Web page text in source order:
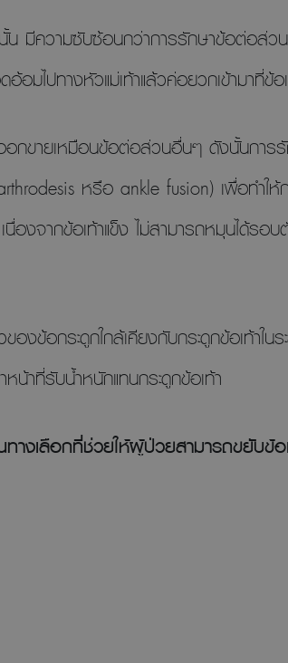
นั้น มีความซับซ้อนกว่าการรักษาข้อต่อส่
อมไปทางหัวแม่เท้าแล้วค่อยวกเข้ามาที่ข้อ
กขายเหมือนข้อต่อส่วนอื่นๆ ดังนั้นการรั
หรือ ankle fusion) เพื่อทำใ
องจากข้อเท้าแข็ง ไม่สามารถหมุนได้ร
งข้อกระดูกใกล้เคียงกับกระดูกข้อเท้าใ
น้าที่รับน้ำหนักแทนกระดูกข้อเท้า
งเลือกที่ช่วยให้ผู้ป่วยสามารถขยับข้อ